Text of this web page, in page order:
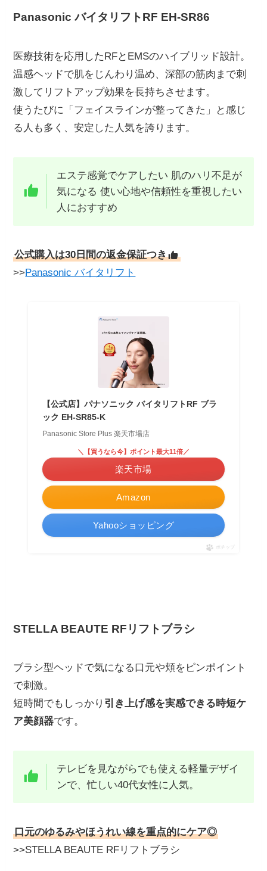
Panasonic バイタリフトRF EH-SR86
医療技術を応用したRFとEMSのハイブリッド設計。
温感ヘッドで肌をじんわり温め、深部の筋肉まで刺
激してリフトアップ効果を長持ちさせます。
使うたびに「フェイスラインが整ってきた」と感じ
る人も多く、安定した人気を誇ります。
エステ感覚でケアしたい 肌のハリ不足が
気になる 使い心地や信頼性を重視したい
人におすすめ
公式購入は30日間の返金保証つき
>>Panasonic バイタリフト
【公式店】パナソニック バイタリフトRF ブラ
ック EH-SR85-K
Panasonic Store Plus 楽天市場店
Amazon
＼【買うなら今】ポイント最大11倍／
楽天市場
Yahooショッピング
ポチップ
STELLA BEAUTE RFリフトブラシ
ブラシ型ヘッドで気になる口元や頬をピンポイント
で刺激。
短時間でもしっかり 引き上げ感を実感できる時短ケ
ア美顔器です。
テレビを見ながらでも使える軽量デザイ
ンで、忙しい40代女性に人気。
口元のゆるみやほうれい線を重点的にケア◎
>>STELLA BEAUTE RFリフトブラシ